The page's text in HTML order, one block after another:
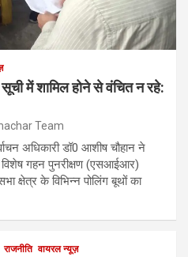
सूची में शामिल होने से वंचित न रहे:
Team
अधिकारी डॉ0 आशीष चौहान ने
विशेष गहन पुनरीक्षण (एसआईआर)
क्षेत्र के विभिन्न पोलिंग बूथों का
राजनीति वायरल न्यूज़